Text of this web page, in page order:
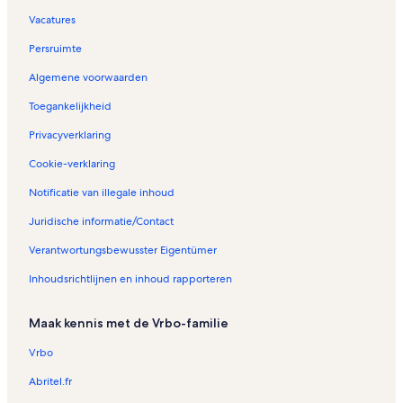
n
e
i
n
a
a
a
t
a
i
K
l
a
a
a
n
a
a
m
t
i
h
i
z
n
n
a
l
a
m
t
Vacatures
Persruimte
Algemene voorwaarden
Toegankelijkheid
Privacyverklaring
Cookie-verklaring
Notificatie van illegale inhoud
Juridische informatie/Contact
Verantwortungsbewusster Eigentümer
Inhoudsrichtlijnen en inhoud rapporteren
Maak kennis met de Vrbo-familie
Vrbo
Abritel.fr